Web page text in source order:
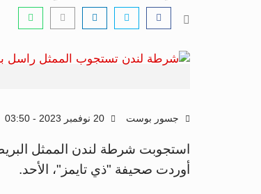
جسور بوست
استجوبت شرطة لندن الممثل
أوردت صحيفة "ذي تايمز"، الأحد.